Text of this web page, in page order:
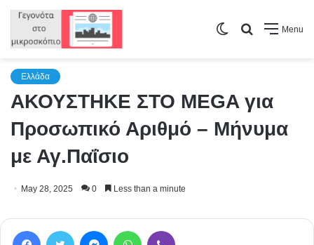
Menu
Search
Switch
Ελλάδα
ΑΚΟΥΣΤΗΚΕ ΣΤΟ ΜEGA για
Προσωπικό Αριθμό – Μήνυμα
με Αγ.Παΐσιο
May 28, 2025 0 Less than a minute